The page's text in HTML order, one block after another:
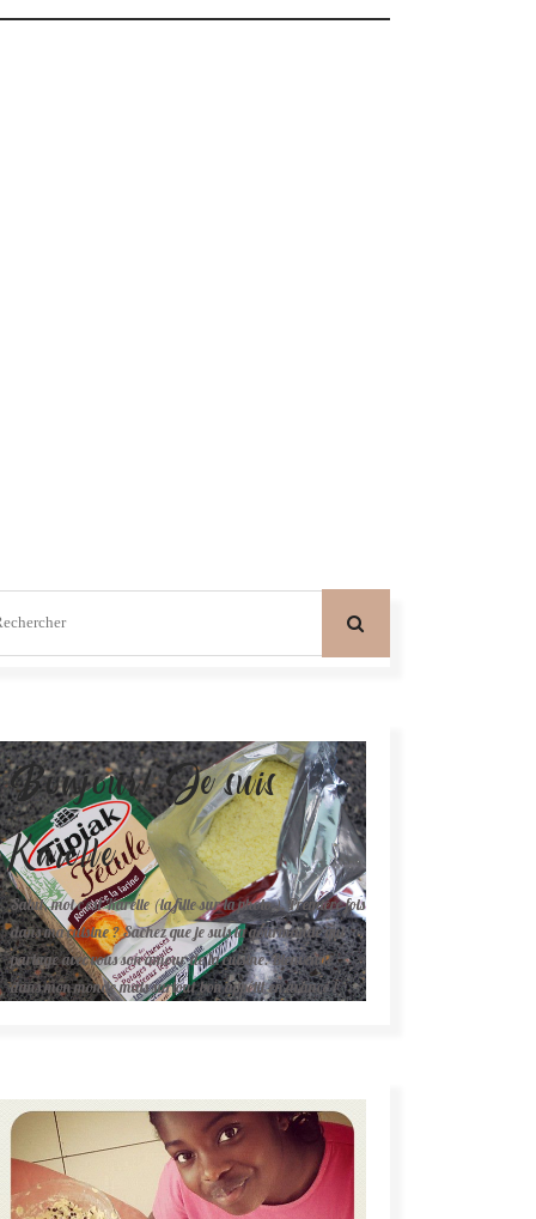
Bonjour! Je suis
Karelle.
Salut, moi c'est Karelle (la fille sur la photo ). Première fois
dans ma cuisine ? Sachez que je suis la gourmande qui
partage avec vous son amour de la cuisine. Bienvenue
dans mon monde mais surtout bon appétit en avance !